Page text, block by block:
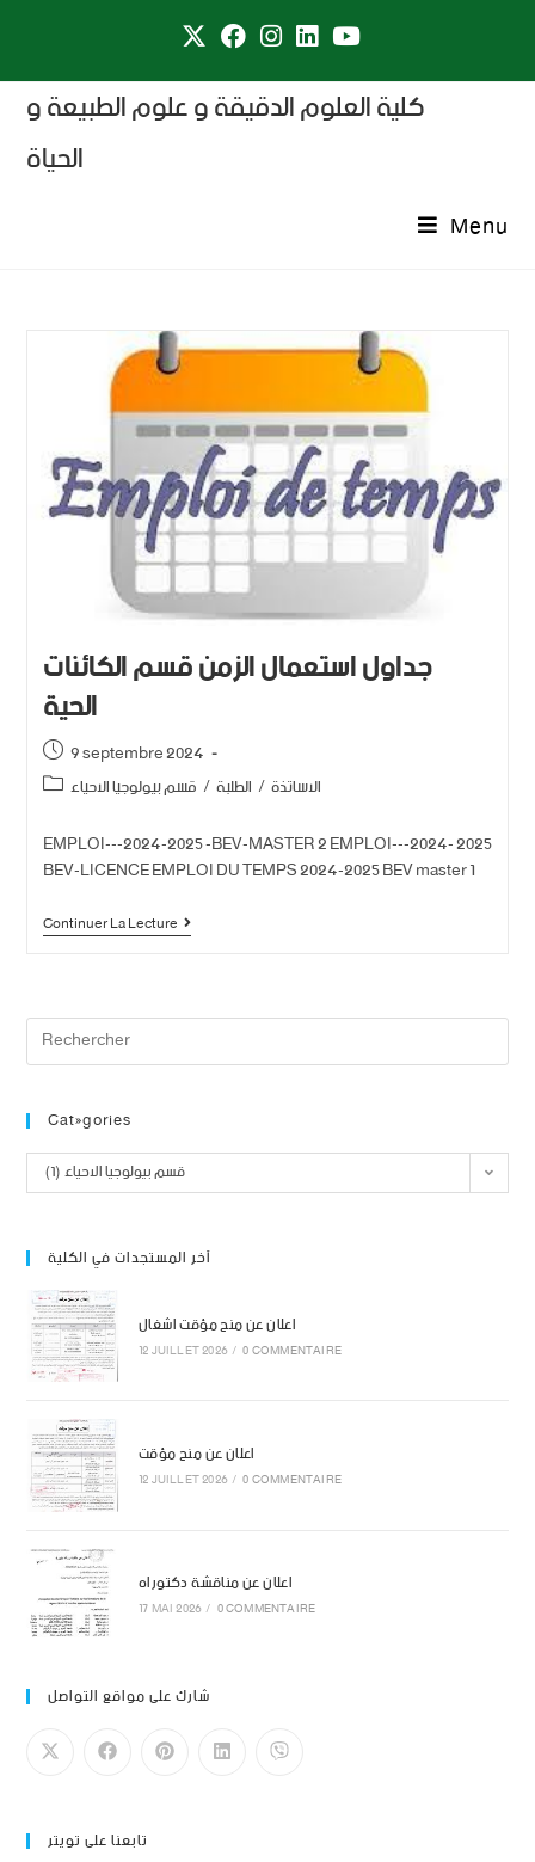
كلية العلوم الدقيقة و علوم الطبيعة و
الحياة
Menu
جداول استعمال الزمن قسم الكائنات
الحية
9 septembre 2024
الاساتذة/ الطلبة/ قسم بيولوجيا الاحياء
EMPLOI---2024-2025 -BEV-MASTER 2 EMPLOI---2024- 2025
BEV-LICENCE EMPLOI DU TEMPS 2024-2025 BEV master 1
Continuer La Lecture
Catégories
قسم بيولوجيا الاحياء (1)
آخر المستجدات في الكلية
اعلان عن منح مؤقت اشغال
12 JUILLET 2026/ 0 COMMENTAIRE
اعلان عن منح مؤقت
12 JUILLET 2026/ 0 COMMENTAIRE
اعلان عن مناقشة دكتوراه
17 MAI 2026/ 0 COMMENTAIRE
شارك على مواقع التواصل
تابعنا على تويتر